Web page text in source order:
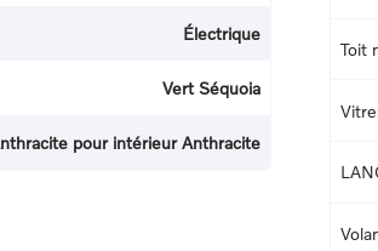
Électrique
Vert Séquoia
pour intérieur Anthracite
Toit